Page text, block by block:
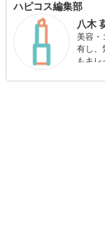
ハピコス編集部
八木
美容・
有し、
もキ